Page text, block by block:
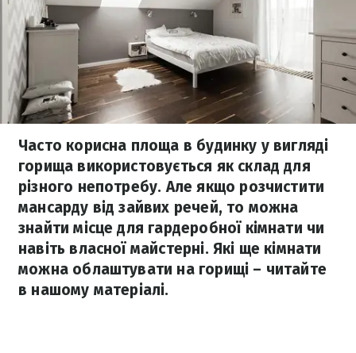
Часто корисна площа в будинку у вигляді
горища використовується як склад для
різного непотребу. Але якщо розчистити
мансарду від зайвих речей, то можна
знайти місце для гардеробної кімнати чи
навіть власної майстерні. Які ще кімнати
можна облаштувати на горищі – читайте
в нашому матеріалі.